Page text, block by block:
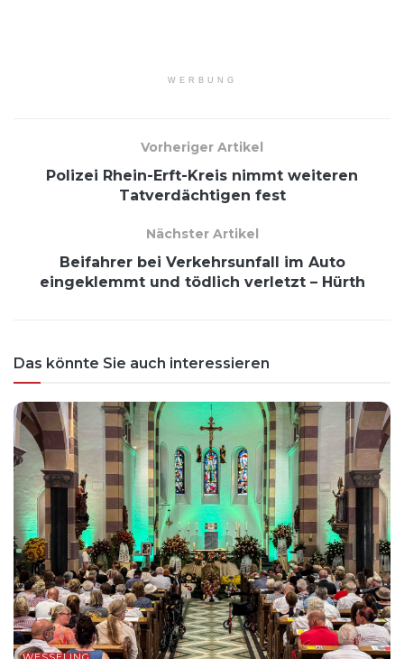
WERBUNG
Vorheriger Artikel
Polizei Rhein-Erft-Kreis nimmt weiteren
Tatverdächtigen fest
Nächster Artikel
Beifahrer bei Verkehrsunfall im Auto
eingeklemmt und tödlich verletzt – Hürth
Das könnte Sie auch interessieren